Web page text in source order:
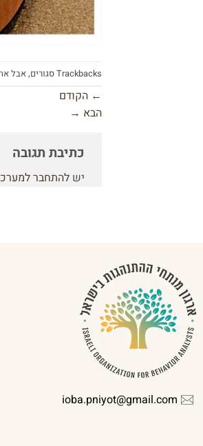
Trackbacks סגורים, אבל את/ה יכול/ה
← הקודם
הבא →
כתיבת תגובה
יש להתחבר
ioba.pniyot@gmail.com